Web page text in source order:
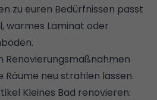
zu euren Bedürfnissen passt
warmes Laminat oder
Renovierungsmaßnahmen
neu strahlen lassen.
Kleines Bad renovieren: